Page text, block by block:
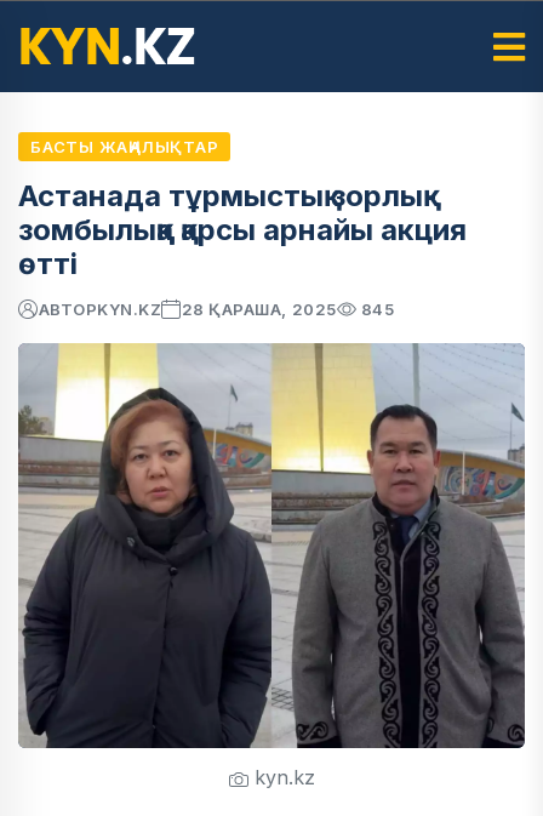
БАСТЫ ЖАҢАЛЫҚТАР
Астанада тұрмыстық зорлық-
зомбылыққа қарсы арнайы акция
өтті
АВТОРKYN.KZ 28 ҚАРАША, 2025 845
kyn.kz